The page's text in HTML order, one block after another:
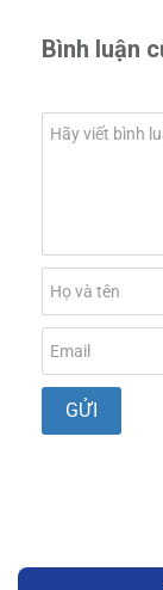
Bình luận